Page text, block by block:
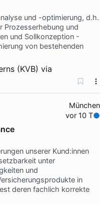
und -optimierung, d.h.
Prozesserhebung und
und Sollkonzeption -
von bestehenden
(KVB) via
München
vor 10 T
unserer Kund:innen
unter
und
in
deren fachlich korrekte